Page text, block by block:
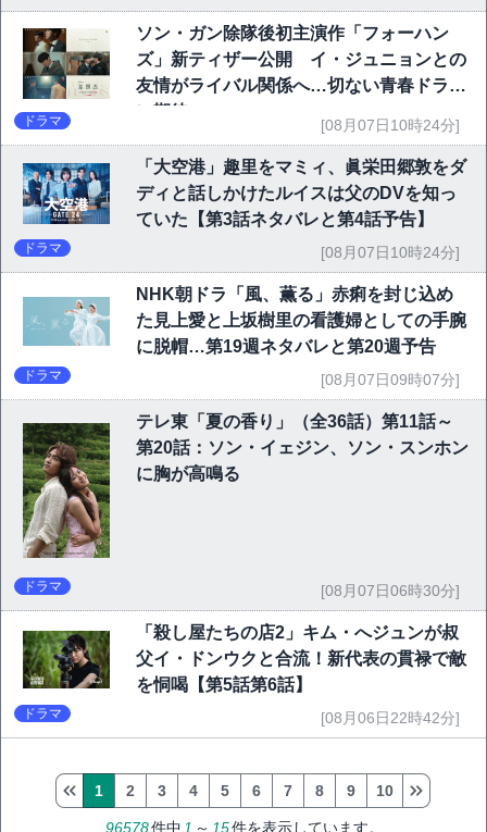
ソン・ガン除隊後初主演作「フォーハン
ズ」新ティザー公開 イ・ジュニョンとの
友情がライバル関係へ…切ない青春ドラマ
に期待
ドラマ [08月07日10時24分]
「大空港」趣里をマミィ、眞栄田郷敦をダ
ディと話しかけたルイスは父のDVを知っ
ていた【第3話ネタバレと第4話予告】
ドラマ [08月07日10時24分]
NHK朝ドラ「風、薫る」赤痢を封じ込め
た見上愛と上坂樹里の看護婦としての手腕
に脱帽…第19週ネタバレと第20週予告
ドラマ [08月07日09時07分]
テレ東「夏の香り」（全36話）第11話～
第20話：ソン・イェジン、ソン・スンホン
に胸が高鳴る
ドラマ [08月07日06時30分]
「殺し屋たちの店2」キム・へジュンが叔
父イ・ドンウクと合流！新代表の貫禄で敵
を恫喝【第5話第6話】
ドラマ [08月06日22時42分]
96578件中 1 ～ 15件を表示しています。
1 2 3 4 5 6 7 8 9 10